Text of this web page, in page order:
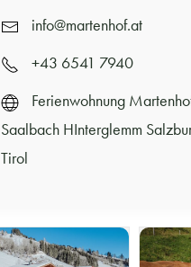
info@martenhof.at
+43 6541 7940
Ferienwohnung
Saalbach HInterglemm
Tirol